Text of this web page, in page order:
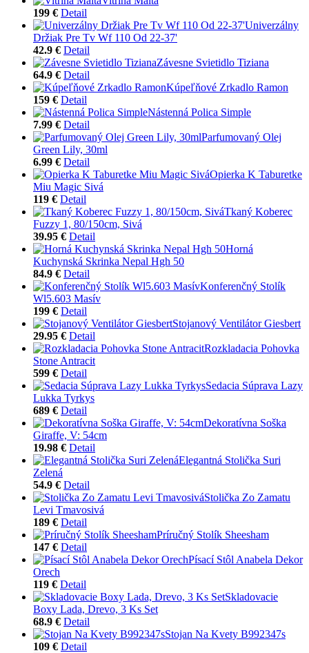
199 € Detail
Univerzálny
Držiak Pre Tv Wf 110 Od 22-37'
42.9 € Detail
Závesne Svietidlo Tiziana
64.9 € Detail
Kúpeľňové Zrkadlo Ramon
159 € Detail
Nástenná Polica Simple
7.99 € Detail
Parfumovaný Olej
Green Lily, 30ml
6.99 € Detail
Opierka K Taburetke
Miu Magic Sivá
119 € Detail
Tkaný Koberec
Fuzzy 1, 80/150cm, Sivá
39.95 € Detail
Horná
Kuchynská Skrinka Nepal Hgh 50
84.9 € Detail
Konferenčný Stolík
Wl5.603 Masív
199 € Detail
Stojanový Ventilátor Giesbert
29.95 € Detail
Rozkladacia Pohovka
Stone Antracit
599 € Detail
Sedacia Súprava Lazy
Lukka Tyrkys
689 € Detail
Dekoratívna Soška
Giraffe, V: 54cm
19.98 € Detail
Elegantná Stolička Suri
Zelená
54.9 € Detail
Stolička Zo Zamatu
Levi Tmavosivá
189 € Detail
Príručný Stolík Sheesham
147 € Detail
Písací Stôl Anabela Dekor
Orech
119 € Detail
Skladovacie
Boxy Lada, Drevo, 3 Ks Set
68.9 € Detail
Stojan Na Kvety B992347s
109 € Detail